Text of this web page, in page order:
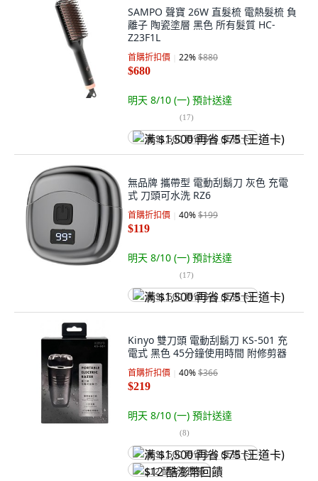
SAMPO 聲寶 26W 直髮梳 電熱髮梳 負
離子 陶瓷塗層 黑色 所有髮質 HC-
Z23F1L
首購折扣價 22%$880
$680
明天 8/10 (一) 預計送達
(17)
满 $1,500 再省 $75 (王道卡)
無品牌 攜帶型 電動刮鬍刀 灰色 充電
式 刀頭可水洗 RZ6
首購折扣價 40%$199
$119
明天 8/10 (一) 預計送達
(17)
满 $1,500 再省 $75 (王道卡)
Kinyo 雙刀頭 電動刮鬍刀 KS-501 充
電式 黑色 45分鐘使用時間 附修剪器
首購折扣價 40%$366
$219
明天 8/10 (一) 預計送達
(8)
满 $1,500 再省 $75 (王道卡)
$12 酷澎幣回饋